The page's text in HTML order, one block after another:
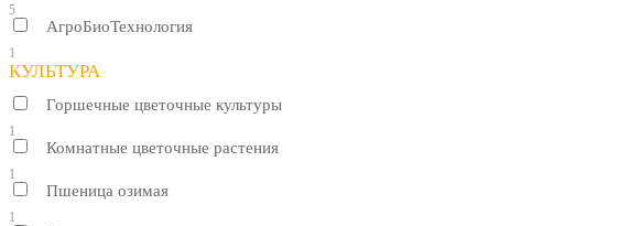
5
АгроБиоТехнология
1
КУЛЬТУРА
Горшечные цветочные культуры
1
Комнатные цветочные растения
1
Пшеница озимая
1